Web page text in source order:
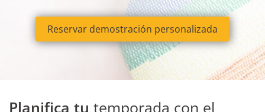
Reservar demostración personalizada
Planifica tu temporada con el